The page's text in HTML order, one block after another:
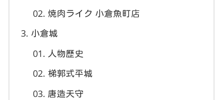
焼肉ライク 小倉魚町店
小倉城
人物歷史
梯郭式平城
唐造天守